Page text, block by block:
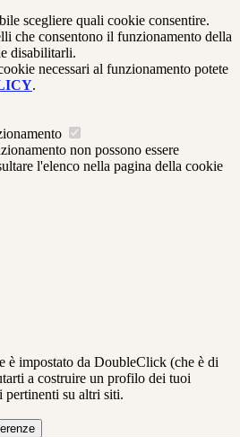
scegliere quali cookie consentire.
che consentono il funzionamento della
disabilitarli.
necessari al funzionamento potete
.
non possono essere
l'elenco nella pagina della cookie
è impostato da DoubleClick (che è di
a costruire un profilo dei tuoi
pertinenti su altri siti.